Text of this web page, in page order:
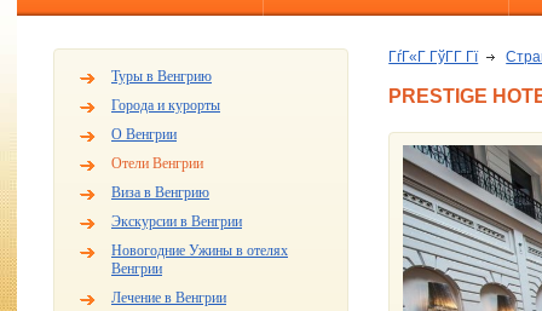
Туры в Венгрию
Города и курорты
О Венгрии
Отели Венгрии
Виза в Венгрию
Экскурсии в Венгрии
Новогодние Ужины в отелях
Венгрии
Лечение в Венгрии
ГѓГ«Г ГўГ­Г Гї
PRESTIGE